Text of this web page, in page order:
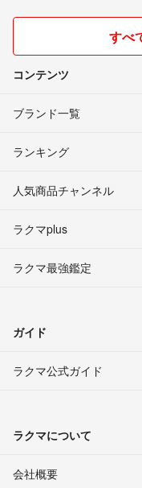
すべ
コンテンツ
ブランド一覧
ランキング
人気商品チャンネル
ラクマplus
ラクマ最強鑑定
ガイド
ラクマ公式ガイド
ラクマについて
会社概要